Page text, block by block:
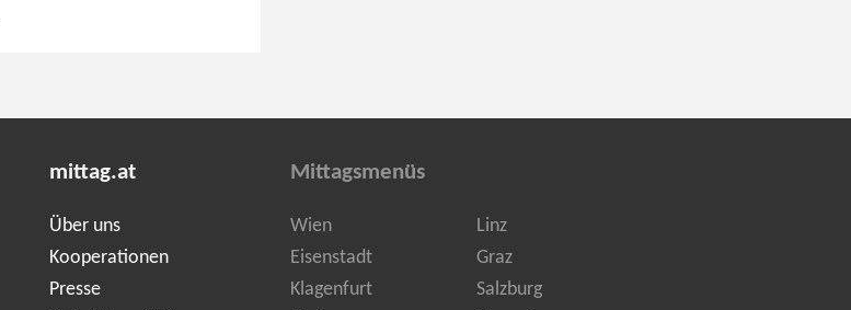
mittag.at
Über uns
Kooperationen
Presse
Mittagsmenüs
Wien
Linz
Eisenstadt
Graz
Klagenfurt
Salzburg